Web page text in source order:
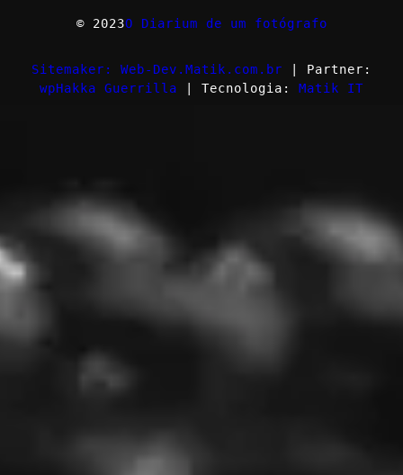
© 2023O Diarium de um fotógrafo
Sitemaker: Web-Dev.Matik.com.br | Partner:
wpHakka Guerrilla | Tecnologia: Matik IT